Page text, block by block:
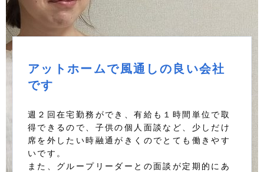
アットホームで風通しの良い会社
です
週２回在宅勤務ができ、有給も１時間単位で取
得できるので、子供の個人面談など、少しだけ
席を外したい時融通がきくのでとても働きやす
いです。
また、グループリーダーとの面談が定期的にあ